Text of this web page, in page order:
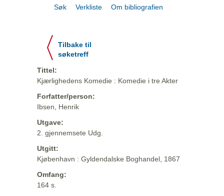
Søk Verkliste Om bibliografien
Tilbake til
søketreff
Tittel:
Kjærlighedens Komedie : Komedie i tre Akter
Forfatter/person:
Ibsen, Henrik
Utgave:
2. gjennemsete Udg.
Utgitt:
Kjøbenhavn : Gyldendalske Boghandel, 1867
Omfang:
164 s.